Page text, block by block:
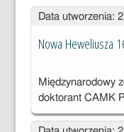
Wpisy
Data utworzenia:
Nowa Heweliusza
Międzynarodowy
doktorant CAMK